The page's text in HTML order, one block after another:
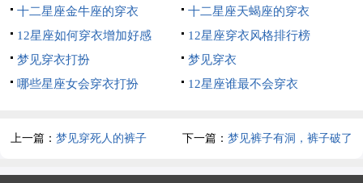
十二星座金牛座的穿衣
十二星座天蝎座的穿衣
12星座如何穿衣增加好感
12星座穿衣风格排行榜
梦见穿衣打扮
梦见穿衣
哪些星座女会穿衣打扮
12星座谁最不会穿衣
上一篇：梦见穿死人的裤子 下一篇： 梦见裤子有洞，裤子破了